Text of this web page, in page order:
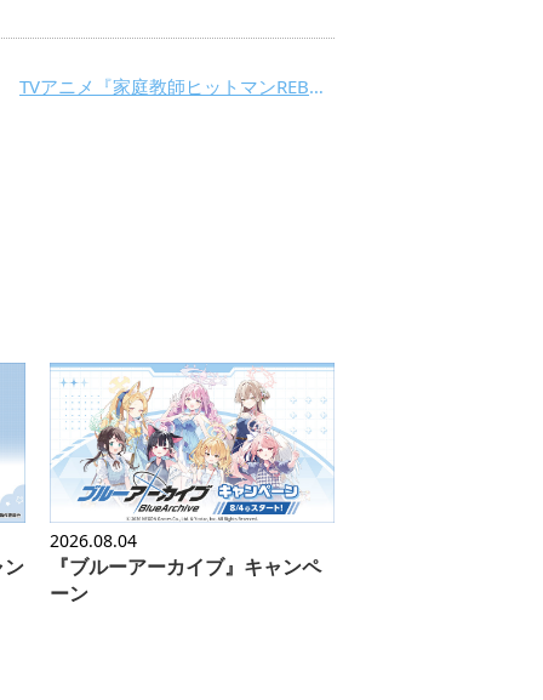
TVアニメ『家庭教師ヒットマンREBORN!』から、「沢田綱吉」・「獄寺隼人」・「山本武」・「雲雀恭弥」・「六道骸」が一番くじでMASTERLISEにて立体化！
ン
2026.08.04
『ブルーアーカイブ』キャンペ
ーン